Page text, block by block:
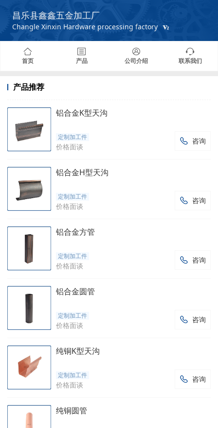
昌乐县鑫鑫五金加工厂
Changle Xinxin Hardware processing factory
首页 产品 公司介绍 联系我们
产品推荐
铝合金K型天沟
 咨询
定制加工件
价格面谈
铝合金H型天沟
 咨询
定制加工件
价格面谈
铝合金方管
 咨询
定制加工件
价格面谈
铝合金圆管
 咨询
定制加工件
价格面谈
纯铜K型天沟
 咨询
定制加工件
价格面谈
纯铜圆管